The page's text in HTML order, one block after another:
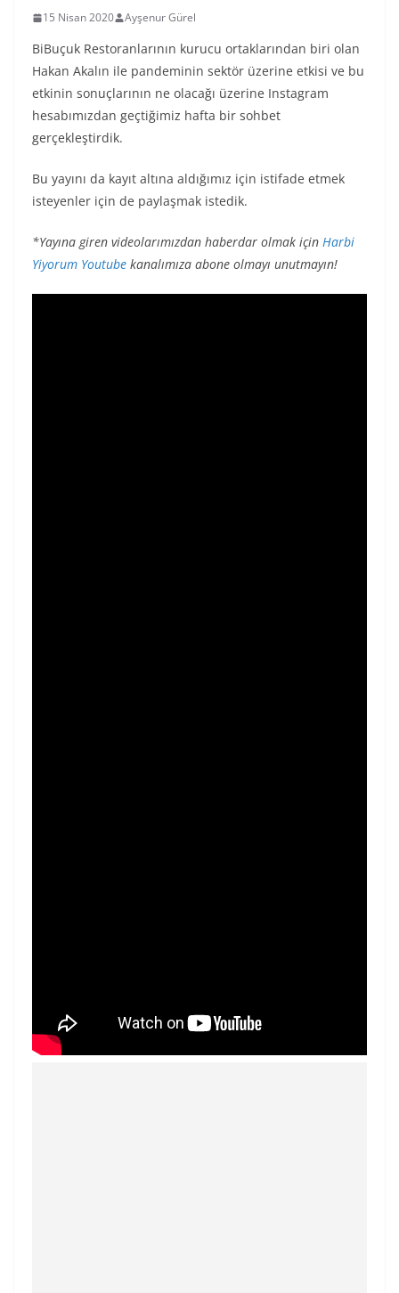
15 Nisan 2020 Ayşenur Gürel
BiBuçuk Restoranlarının kurucu ortaklarından biri olan
Hakan Akalın ile pandeminin sektör üzerine etkisi ve bu
etkinin sonuçlarının ne olacağı üzerine Instagram
hesabımızdan geçtiğimiz hafta bir sohbet
gerçekleştirdik.
Bu yayını da kayıt altına aldığımız için istifade etmek
isteyenler için de paylaşmak istedik.
*Yayına giren videolarımızdan haberdar olmak için Harbi
Yiyorum Youtube kanalımıza abone olmayı unutmayın!